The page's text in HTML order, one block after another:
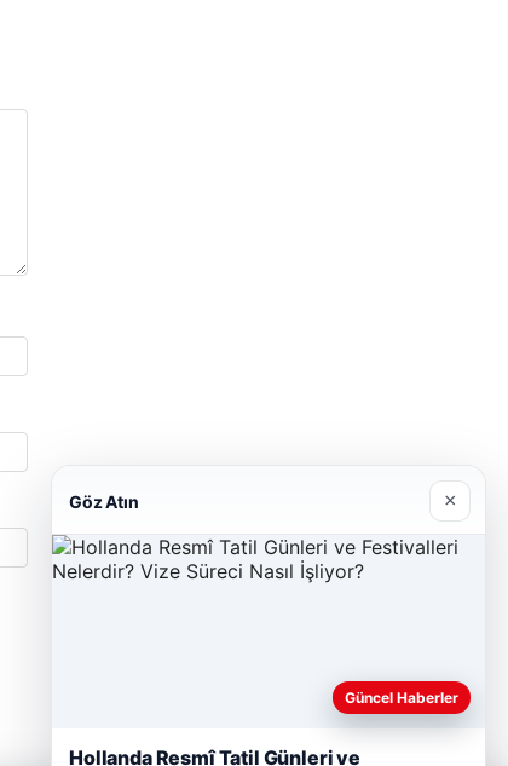
Göz Atın ×
Güncel Haberler
Hollanda Resmî Tatil Günleri ve